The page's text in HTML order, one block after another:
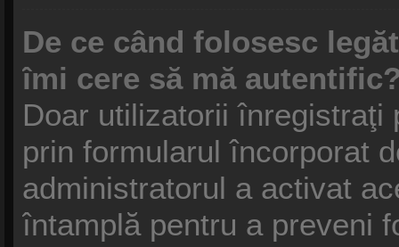
De ce când folosesc
îmi cere să mă
Doar utilizatorii
prin formularul încorporat
administratorul a activat
întamplă pentru a preveni